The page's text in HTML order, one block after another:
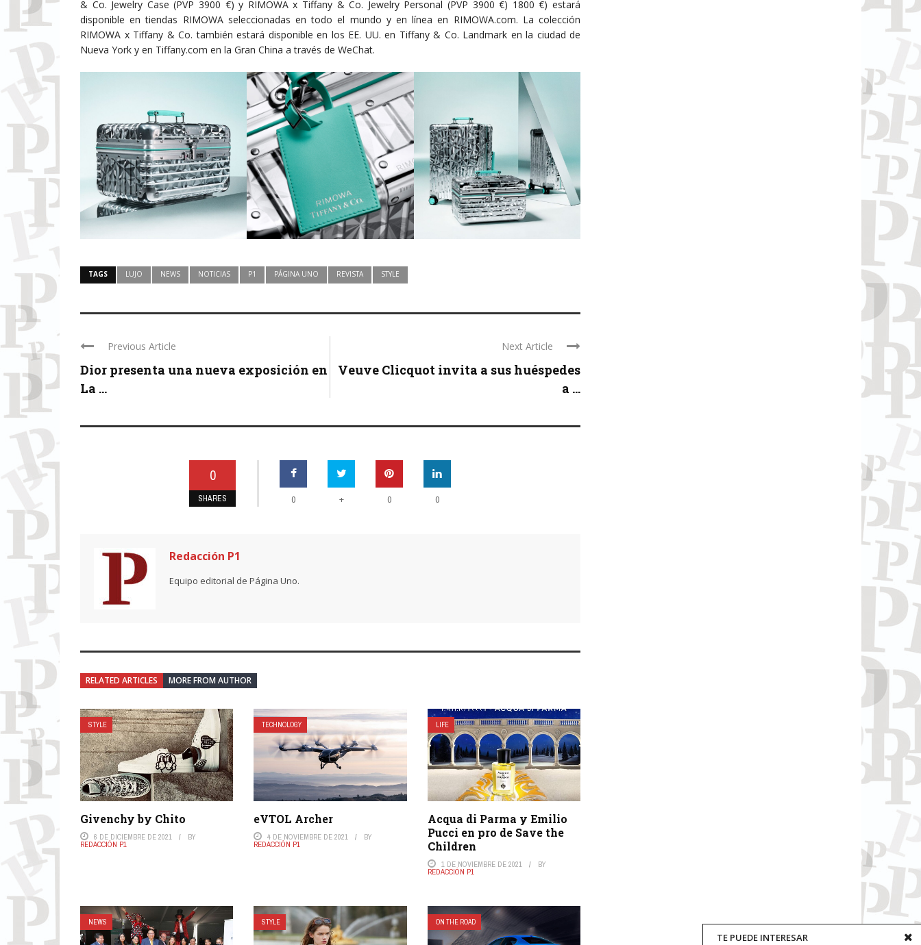
& Co. Jewelry Case (PVP 3900 €) y RIMOWA x Tiffany & Co. Jewelry Personal (PVP 3900 €) 1800 €) estará
disponible en tiendas RIMOWA seleccionadas en todo el mundo y en línea en RIMOWA.com. La colección
RIMOWA x Tiffany & Co. también estará disponible en los EE. UU. en Tiffany & Co. Landmark en la ciudad de
Nueva York y en Tiffany.com en la Gran China a través de WeChat.
TAGS LUJO NEWS NOTICIAS P1 PÁGINA UNO REVISTA STYLE
Previous Article
Dior presenta una nueva exposición en
La ...
Next Article
Veuve Clicquot invita a sus huéspedes
a ...
0
SHARES 0 + 0 0
Redacción P1
Equipo editorial de Página Uno.
RELATED ARTICLES MORE FROM AUTHOR
STYLE
Givenchy by Chito
6 DE DICIEMBRE DE 2021 BY
REDACCIÓN P1
TECHNOLOGY
eVTOL Archer
4 DE NOVIEMBRE DE 2021 BY
REDACCIÓN P1
LIFE
Acqua di Parma y Emilio
Pucci en pro de Save the
Children
1 DE NOVIEMBRE DE 2021 BY
REDACCIÓN P1
NEWS STYLE ON THE ROAD
TE PUEDE INTERESAR